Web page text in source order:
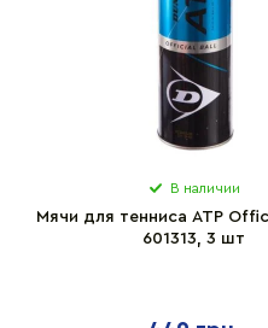
В наличии
Мячи для тенниса ATP
601313, 3 шт